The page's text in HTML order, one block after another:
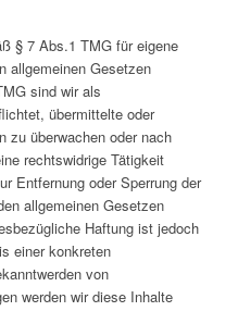
§ 7 Abs.1 TMG für eigene
allgemeinen Gesetzen
sind wir als
übermittelte oder
zu überwachen oder nach
rechtswidrige Tätigkeit
Entfernung oder Sperrung der
allgemeinen Gesetzen
Haftung ist jedoch
einer konkreten
von
werden wir diese Inhalte